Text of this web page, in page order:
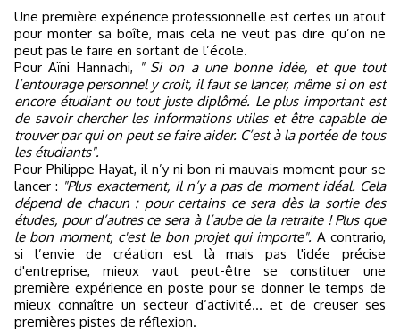
Une première expérience professionnelle est certes un atout
pour monter sa boîte, mais cela ne veut pas dire qu’on ne
peut pas le faire en sortant de l’école.
Pour Aïni Hannachi, " Si on a une bonne idée, et que tout
l’entourage personnel y croit, il faut se lancer, même si on est
encore étudiant ou tout juste diplômé. Le plus important est
de savoir chercher les informations utiles et être capable de
trouver par qui on peut se faire aider. C’est à la portée de tous
les étudiants".
Pour Philippe Hayat, il n’y ni bon ni mauvais moment pour se
lancer : "Plus exactement, il n’y a pas de moment idéal. Cela
dépend de chacun : pour certains ce sera dès la sortie des
études, pour d’autres ce sera à l’aube de la retraite ! Plus que
le bon moment, c'est le bon projet qui importe". A contrario,
si l’envie de création est là mais pas l'idée précise
d'entreprise, mieux vaut peut-être se constituer une
première expérience en poste pour se donner le temps de
mieux connaître un secteur d’activité... et de creuser ses
premières pistes de réflexion.